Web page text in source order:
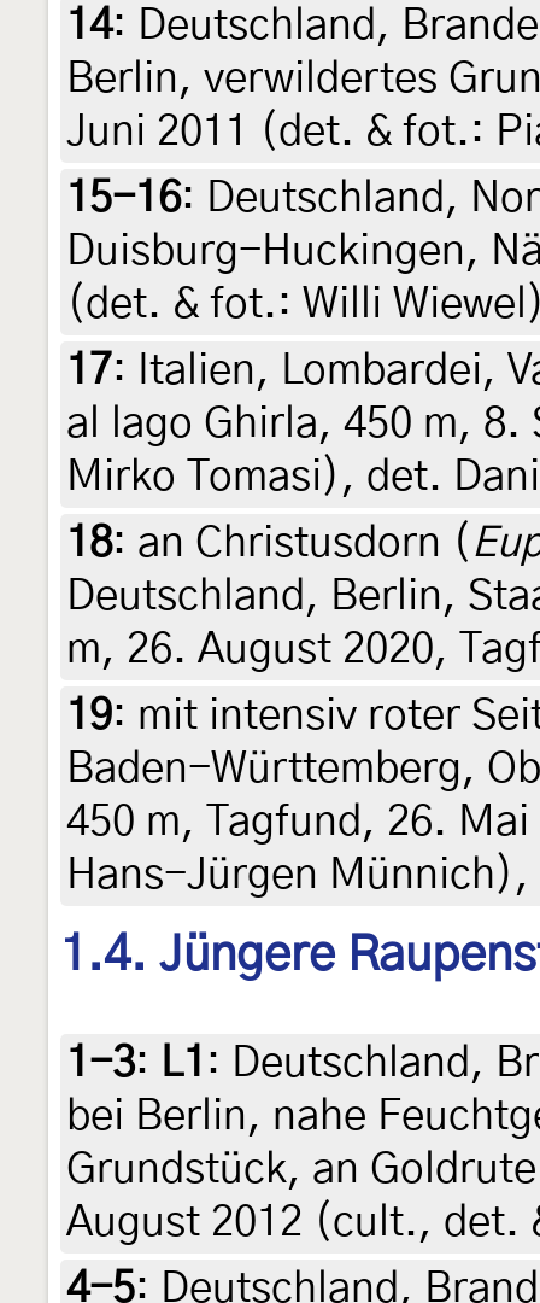
14: Deutschland,
Berlin, verwildertes
Juni 2011 (det. & fot.:
15-16: Deutschland,
Duisburg-Huckingen,
(det. & fot.: Willi
17:
Italien, Lombardei,
al lago Ghirla, 450 m,
Mirko Tomasi), det.
18: an Christusdorn (
Deutschland, Berlin,
m, 26. August 2020,
19: mit intensiv roter
Baden-Württemberg,
450 m, Tagfund, 26.
Hans-Jürgen
1.4. Jüngere
1-3: L1 : Deutschland,
bei Berlin, nahe
Grundstück, an
August 2012 (cult., det.
4-5: Deutschland,